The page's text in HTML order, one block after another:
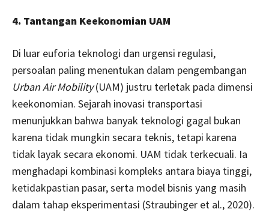
4. Tantangan Keekonomian UAM
Di luar euforia teknologi dan urgensi regulasi,
persoalan paling menentukan dalam pengembangan
Urban Air Mobility(UAM) justru terletak pada dimensi
keekonomian. Sejarah inovasi transportasi
menunjukkan bahwa banyak teknologi gagal bukan
karena tidak mungkin secara teknis, tetapi karena
tidak layak secara ekonomi. UAM tidak terkecuali. Ia
menghadapi kombinasi kompleks antara biaya tinggi,
ketidakpastian pasar, serta model bisnis yang masih
dalam tahap eksperimentasi (Straubinger et al., 2020).